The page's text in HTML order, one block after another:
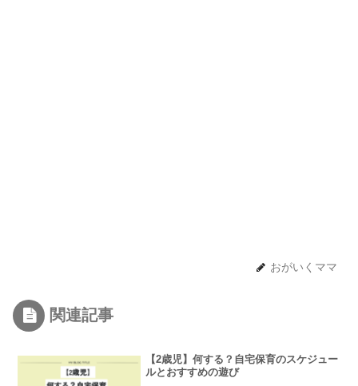
おがいくママ
関連記事
【2歳児】何する？自宅保育のスケジュー
ルとおすすめの遊び